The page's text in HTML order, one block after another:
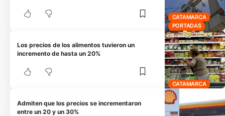
CATAMARCA
PORTADAS
CATAMARCA
Los precios de los alimentos tuvieron un
incremento de hasta un 20%
Admiten que los precios se incrementaron
entre un 20 y un 30%